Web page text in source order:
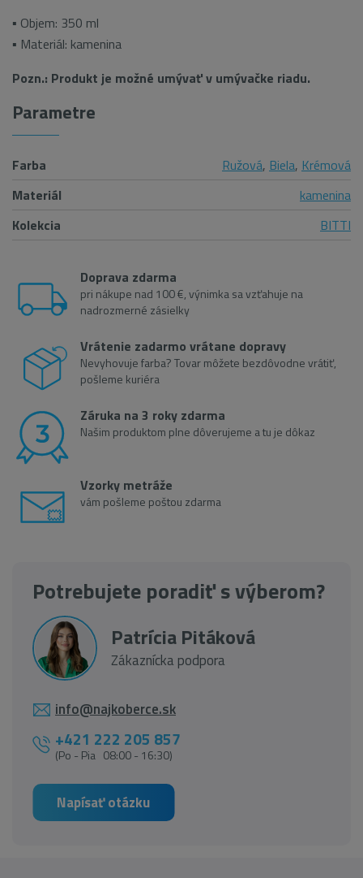
▪ Objem: 350 ml
▪ Materiál: kamenina
Pozn.: Produkt je možné umývať v umývačke riadu.
Parametre
Farba Ružová, Biela, Krémová
Materiál
kamenina
Kolekcia
BITTI
Doprava zdarma
pri nákupe nad 100 €, výnimka sa vzťahuje na
nadrozmerné zásielky
Vrátenie zadarmo vrátane dopravy
Nevyhovuje farba? Tovar môžete bezdôvodne vrátiť,
pošleme kuriéra
Záruka na 3 roky zdarma
Našim produktom plne dôverujeme a tu je dôkaz
Vzorky metráže
vám pošleme poštou zdarma
Potrebujete poradiť s výberom?
Patrícia Pitáková
Zákaznícka podpora
info@najkoberce.sk
+421 222 205 857
(Po - Pia 08:00 - 16:30)
Napísať otázku